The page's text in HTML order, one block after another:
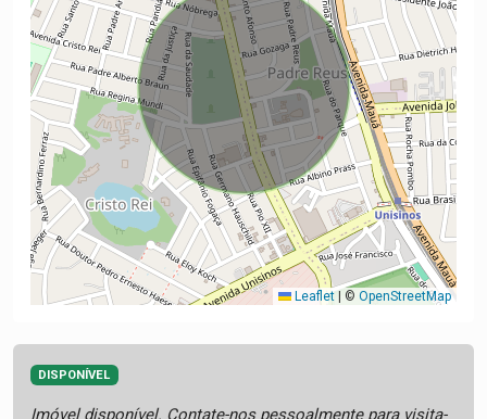
Leaflet | © OpenStreetMap
DISPONÍVEL
Imóvel disponível. Contate-nos pessoalmente para visita-